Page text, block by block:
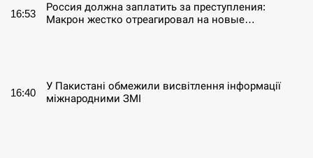
16:53
Россия должна заплатить за преступления:
Макрон жестко отреагировал на новые…
16:40
У Пакистані обмежили висвітлення інформації
міжнародними ЗМІ